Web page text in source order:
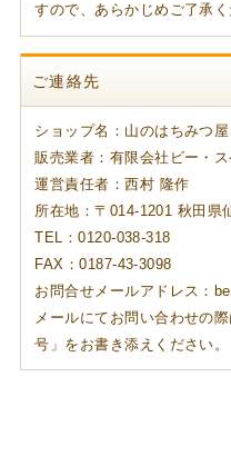
すので、あらかじめご了承く
ご連絡先
ショップ名：山のはちみつ
販売業者：有限会社ビー・
運営責任者：西村 隆作
所在地：〒014-1201 秋田県
TEL：0120-038-318
FAX：0187-43-3098
お問合せメールアドレス：
メールにてお問い合わせの
号」をお書き添えください。